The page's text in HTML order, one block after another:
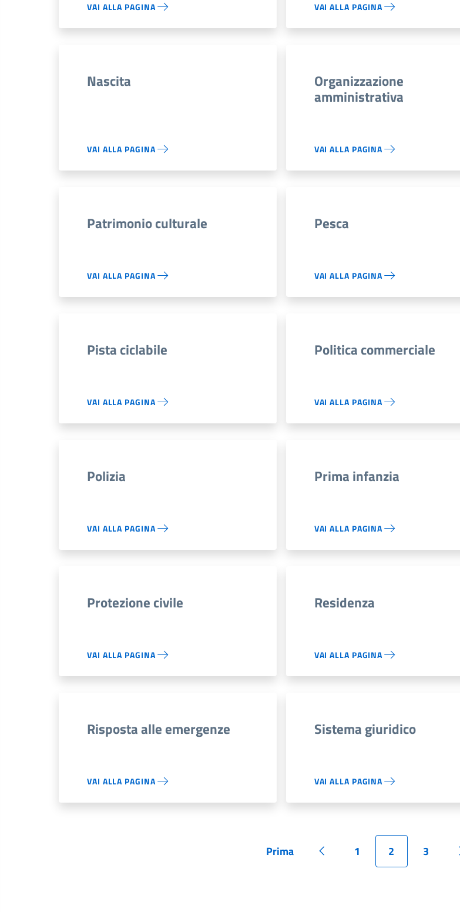
VAI ALLA PAGINA VAI ALLA PAGINA
Nascita
VAI ALLA PAGINA
Organizzazione
amministrativa
VAI ALLA PAGINA
Patrimonio culturale
VAI ALLA PAGINA
Pesca
VAI ALLA PAGINA
Pista ciclabile
VAI ALLA PAGINA
Politica commerciale
VAI ALLA PAGINA
Polizia
VAI ALLA PAGINA
Prima infanzia
VAI ALLA PAGINA
Protezione civile
VAI ALLA PAGINA
Residenza
VAI ALLA PAGINA
Risposta alle emergenze
VAI ALLA PAGINA
Sistema giuridico
VAI ALLA PAGINA
Pagina
Prima
Pagina precedente
Pagina
1
Pagina
2
Pagina
3